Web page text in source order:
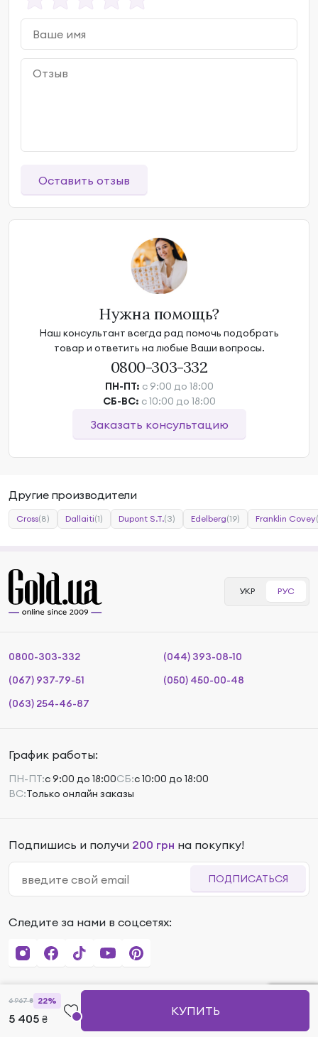
Оставить отзыв
Нужна помощь?
Наш консультант всегда рад помочь подобрать
товар и ответить на любые Ваши вопросы.
0800-303-332
ПН-ПТ: с 9:00 до 18:00
СБ-ВС: с 10:00 до 18:00
Заказать консультацию
Другие производители
Cross(8) Dallaiti(1) Dupont S.T.(3) Edelberg(19) Franklin Covey
6 967₴ 22%
5 405 ₴
КУПИТЬ
УКР РУС
0800-303-332
(044) 393-08-10
(067) 937-79-51
(050) 450-00-48
(063) 254-46-87
График работы:
ПН-ПТ:с 9:00 до 18:00СБ:с 10:00 до 18:00
ВС:Только онлайн заказы
Подпишись и получи 200 грн на покупку!
ПОДПИСАТЬСЯ
Следите за нами в соцсетях: